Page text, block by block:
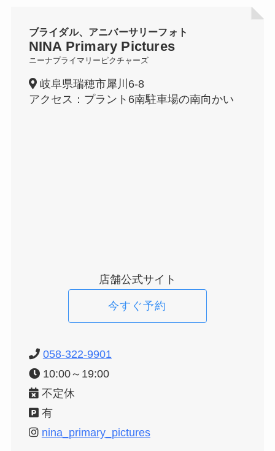
ブライダル、アニバーサリーフォト
NINA Primary Pictures
ニーナプライマリーピクチャーズ
岐阜県瑞穂市犀川6-8
アクセス：プラント6南駐車場の南向かい
店舗公式サイト
今すぐ予約
058-322-9901
10:00～19:00
不定休
有
nina_primary_pictures